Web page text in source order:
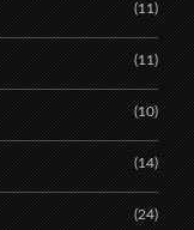
(11)
(11)
(10)
(14)
(24)